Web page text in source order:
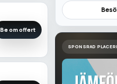
Be om offert
SPONSRAD